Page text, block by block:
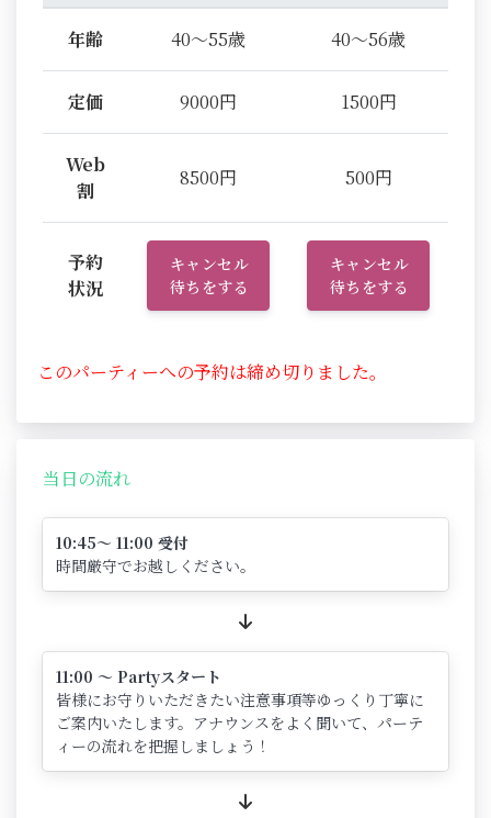
年齢 40～55歳 40～56歳
定価 9000円 1500円
Web
割
8500円 500円
予約
状況
キャンセル
待ちをする
キャンセル
待ちをする
このパーティーへの予約は締め切りました。
当日の流れ
10:45～ 11:00 受付
時間厳守でお越しください。
11:00 ～ Partyスタート
皆様にお守りいただきたい注意事項等ゆっくり丁寧に
ご案内いたします。アナウンスをよく聞いて、パーテ
ィーの流れを把握しましょう！